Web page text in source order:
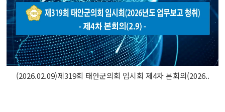
(2026.02.09)제319회 태안군의회 임시회 제4차 본회의(2026..